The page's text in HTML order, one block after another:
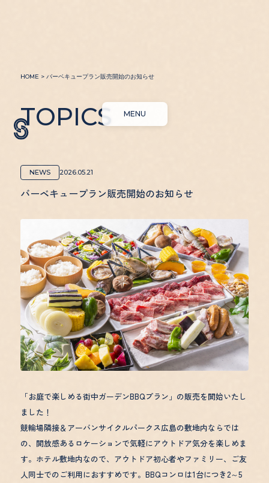
MENU
STAY
FOOD & BEVERAGE
BATH & SAUNA
FACILITY
ACCESS
CONTACT
よくあるご質問
宿泊約款
利用規約
プライバシーポリシー
特定商取引法に基づく表
HOME >バーベキュープラン販売開始のお知らせ
TOPICS
NEWS 2026.05.21
バーベキュープラン販売開始のお知らせ
「お庭で楽しめる街中ガーデンBBQプラン」の販売を開始いたし
ました！
競輪場隣接＆アーバンサイクルパークス広島の敷地内ならでは
の、開放感あるロケーションで気軽にアウトドア気分を楽しめま
す。ホテル敷地内なので、アウトドア初心者やファミリー、ご友
人同士でのご利用におすすめです。BBQコンロは1台につき2～5